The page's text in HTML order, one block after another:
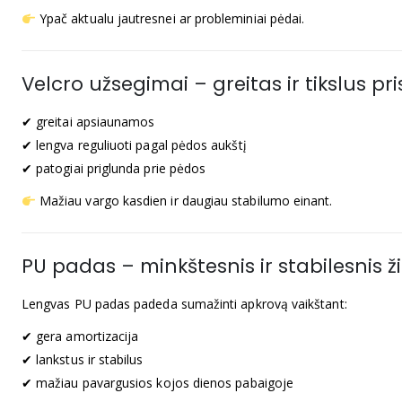
Ypač aktualu jautresnei ar probleminiai pėdai.
Velcro užsegimai – greitas ir tikslus
✔ greitai apsiaunamos
✔ lengva reguliuoti pagal pėdos aukštį
✔ patogiai priglunda prie pėdos
Mažiau vargo kasdien ir daugiau stabilumo einant.
PU padas – minkštesnis ir stabilesnis
Lengvas PU padas padeda sumažinti apkrovą vaikštant:
✔ gera amortizacija
✔ lankstus ir stabilus
✔ mažiau pavargusios kojos dienos pabaigoje